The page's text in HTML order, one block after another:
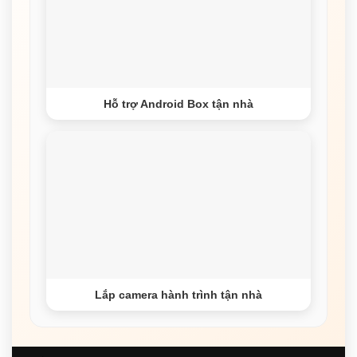
Hỗ trợ Android Box tận nhà
Lắp camera hành trình tận nhà